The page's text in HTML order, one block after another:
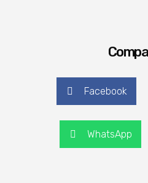
Facebook
WhatsApp